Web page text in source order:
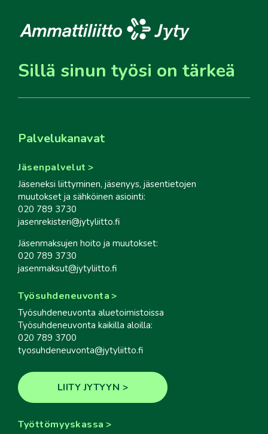
Sillä sinun työsi on tärkeä
Palvelukanavat
Jäsenpalvelut
Jäseneksi liittyminen, jäsenyys, jäsentietojen
muutokset ja sähköinen asiointi:
020 789 3730
jasenrekisteri@jytyliitto.fi
Jäsenmaksujen hoito ja muutokset:
020 789 3730
jasenmaksut@jytyliitto.fi
Työsuhdeneuvonta
Työsuhdeneuvonta aluetoimistoissa
Työsuhdeneuvonta kaikilla aloilla:
020 789 3700
tyosuhdeneuvonta@jytyliitto.fi
LIITY JYTYYN
Työttömyyskassa